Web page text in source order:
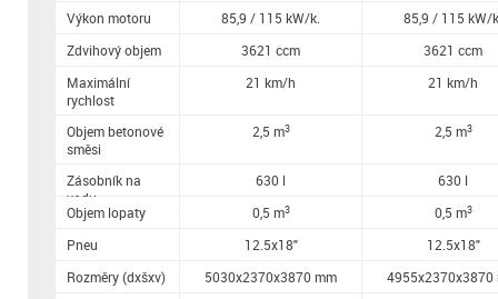
Výkon motoru
Zdvihový objem
Maximální
rychlost
Objem betonové
směsi
Zásobník na
vodu
Objem lopaty
Pneu
Rozměry (dxšxv)
85,9 / 115 kW/k.
85,9 / 115 kW/
3621 ccm
3621 ccm
21 km/h
21 km/h
2,5 m3 2,5 m3
630 l
630 l
0,5 m3 0,5 m3
12.5x18"
12.5x18"
5030x2370x3870 mm
4955x2370x3870